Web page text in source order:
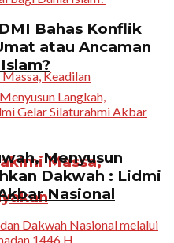
Massa,
Bahas Konflik
atau Ancaman
Menyusun
Dakwah : Lidmi
Nasional